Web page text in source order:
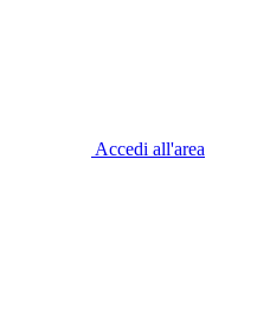
Accedi all'area